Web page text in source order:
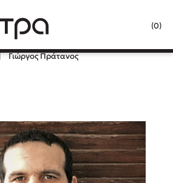
(0)
Κλείσιμο
Branković
των συναισθημάτων
Γιώργος Πράτανος